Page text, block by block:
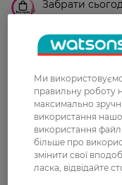
Забрати
Оплата
Оплата карткою
Післяоплата
Ми
правильну роботу
максимально
використання
використання
більше про
змінити свої
ласка, відвідайте